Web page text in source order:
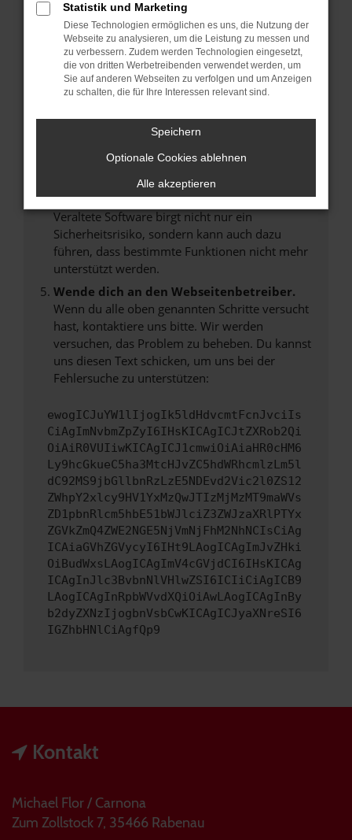
Manche Erweiterungen, wie Werbeblocker,
können das Laden bestimmter Seiten
verhindern. Funktioniert die Seite in einem
anderen Browser oder in einem privaten
Fenster?
Das kann manchmal helfen, vorübergehende
Probleme zu beheben.
Stelle sicher, dass dein Browser und dein
Betriebssystem auf dem neuesten Stand
sind.
Veraltete Software birgt nicht nur ein
Sicherheitsrisiko, sondern kann auch dazu
führen, dass bestimmte Funktionen nicht mehr
unterstützt werden.
Wende dich an den Webseitenbetreiber.
Wenn du alle oben genannten Schritte versucht
hast, kontaktiere uns bitte. Wir werden
versuchen, das Problem zu beheben. Du kannst
uns diesen Text schicken, um uns bei der
Fehlersuche zu unterstützen:
ewogICJuYW1lIjogIk5ldHdvcmtFcnJvciIs
CiAgImNvbmZpZyI6IHsKICAgICJtZXRob2Qi
OiAiR0VUIiwKICAgICJ1cmwiOiAiaHR0cHM6
Ly9hcGkueC5ha3MtcHJvZC5hdWRhcmlzLm5l
dC92MS9jbGllbnRzLzE5NDEvd2Vic2l0ZS12
ZWhpY2xlcy9HV1YxMzQwJTIzMjMzMT9maWVs
ZD1pbnRlcm5hbE51bWJlciZ3ZWJzaXRlPTYx
ZGVkZmQ4ZWE2NGE5NjVmNjFhM2NhNCIsCiAg
ICAiaGVhZGVycyI6IHt9LAogICAgImJvZHki
OiBudWxsLAogICAgImV4cGVjdCI6IHsKICAg
ICAgInJlc3BvbnNlVHlwZSI6ICIiCiAgICB9
LAogICAgInRpbWVvdXQiOiAwLAogICAgInBy
b2dyZXNzIjogbnVsbCwKICAgICJyaXNreSI6
IGZhbHNlCiAgfQp9
Kontakt
Michael Flor / Carnona
Zum Zollstock 7, 35466 Rabenau
Statistik und Marketing
Diese Technologien ermöglichen es uns, die Nutzung der
Webseite zu analysieren, um die Leistung zu messen und
zu verbessern. Zudem werden Technologien eingesetzt,
die von dritten Werbetreibenden verwendet werden, um
Sie auf anderen Webseiten zu verfolgen und um Anzeigen
zu schalten, die für Ihre Interessen relevant sind.
Speichern
Optionale Cookies ablehnen
Alle akzeptieren